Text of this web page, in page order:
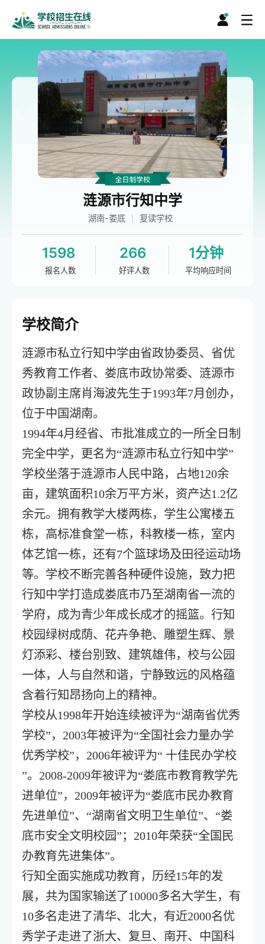
涟源市行知中学
湖南-娄底 复读学校
1598
报名人数
266
好评人数
1分钟
平均响应时间
学校简介
涟源市私立行知中学由省政协委员、省优
秀教育工作者、娄底市政协常委、涟源市
政协副主席肖海波先生于1993年7月创办，
位于中国湖南。
1994年4月经省、市批准成立的一所全日制
完全中学，更名为“涟源市私立行知中学”
学校坐落于涟源市人民中路，占地120余
亩，建筑面积10余万平方米，资产达1.2亿
余元。拥有教学大楼两栋，学生公寓楼五
栋，高标准食堂一栋，科教楼一栋，室内
体艺馆一栋，还有7个篮球场及田径运动场
等。学校不断完善各种硬件设施，致力把
行知中学打造成娄底市乃至湖南省一流的
学府，成为青少年成长成才的摇篮。行知
校园绿树成荫、花卉争艳、雕塑生辉、景
灯添彩、楼台别致、建筑雄伟，校与公园
一体，人与自然和谐，宁静致远的风格蕴
含着行知昂扬向上的精神。
学校从1998年开始连续被评为“湖南省优秀
学校”，2003年被评为“全国社会力量办学
优秀学校”，2006年被评为“ 十佳民办学校
”。2008-2009年被评为“娄底市教育教学先
进单位”，2009年被评为“娄底市民办教育
先进单位”、“湖南省文明卫生单位”、“娄
底市安全文明校园”；2010年荣获“全国民
办教育先进集体”。
行知全面实施成功教育，历经15年的发
展，共为国家输送了10000多名大学生，有
10多名走进了清华、北大，有近2000名优
秀学子走进了浙大、复旦、南开、中国科